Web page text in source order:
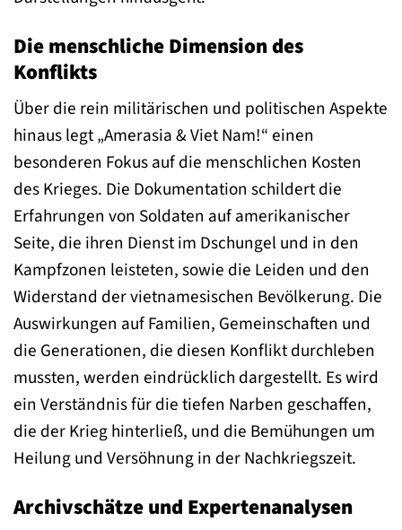
Die menschliche Dimension des
Konflikts
Über die rein militärischen und politischen Aspekte
hinaus legt „Amerasia & Viet Nam!“ einen
besonderen Fokus auf die menschlichen Kosten
des Krieges. Die Dokumentation schildert die
Erfahrungen von Soldaten auf amerikanischer
Seite, die ihren Dienst im Dschungel und in den
Kampfzonen leisteten, sowie die Leiden und den
Widerstand der vietnamesischen Bevölkerung. Die
Auswirkungen auf Familien, Gemeinschaften und
die Generationen, die diesen Konflikt durchleben
mussten, werden eindrücklich dargestellt. Es wird
ein Verständnis für die tiefen Narben geschaffen,
die der Krieg hinterließ, und die Bemühungen um
Heilung und Versöhnung in der Nachkriegszeit.
Archivschätze und Expertenanalysen